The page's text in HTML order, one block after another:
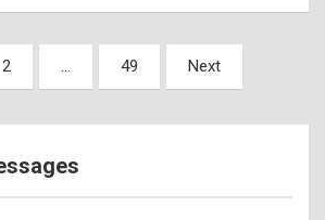
x
a
%
2 … 49 Next